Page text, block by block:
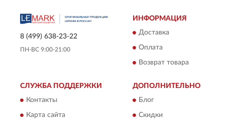
8 (499) 638-23-22
ПН-ВС 9:00-21:00
ИНФОРМАЦИЯ
Доставка
Оплата
Возврат товара
СЛУЖБА ПОДДЕРЖКИ
Контакты
Карта сайта
ДОПОЛНИТЕЛЬНО
Блог
Скидки